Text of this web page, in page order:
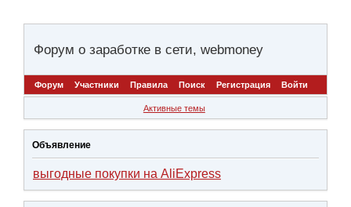
Форум о заработке в сети, webmoney
Форум Участники Правила Поиск Регистрация Войти
Активные темы
Объявление
выгодные покупки на AliExpress